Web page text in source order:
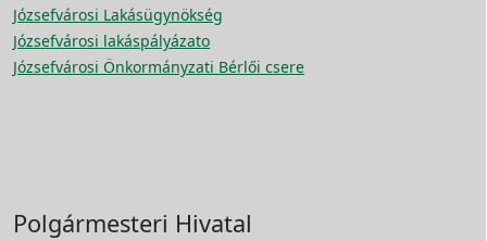
Józsefvárosi Lakásügynökség
Józsefvárosi lakáspályázato
Józsefvárosi Önkormányzati Bérlői csere
Polgármesteri Hivatal